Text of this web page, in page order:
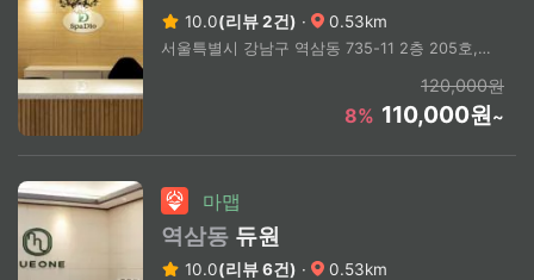
10.0(리뷰 2건) · 0.53km
서울특별시 강남구 역삼동 735-11 2층 205호, 211호
120,000원
8% 110,000원~
마맵
역삼동 듀원
10.0(리뷰 6건) · 0.53km